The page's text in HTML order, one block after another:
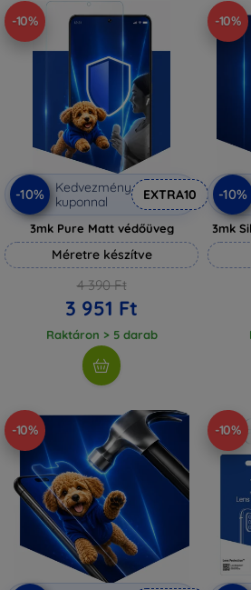
-10%
-10%
Kedvezmény
kuponnal
EXTRA10
3mk Pure Matt védőüveg
Méretre készítve
4 390 Ft
3 951 Ft
Raktáron > 5 darab
-10%
-10%
3mk
-10% -10%